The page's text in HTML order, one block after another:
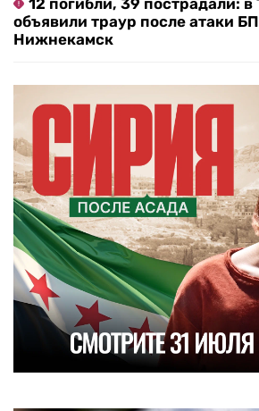
12 погибли, 39 пострадали: в
объявили траур после атаки
Нижнекамск